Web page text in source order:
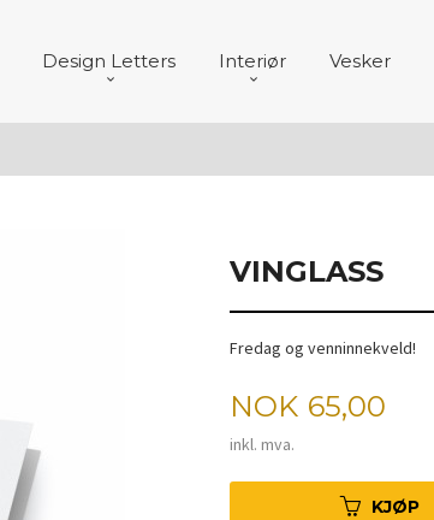
Design Letters Interiør Vesker
VINGLASS
Fredag og venninnekveld!
Pris
NOK 65,00
inkl. mva.
KJØP